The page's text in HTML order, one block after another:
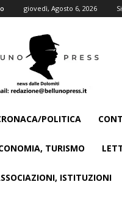
giovedì, Agosto 6, 2026
POLITICA
TURISMO
ISTITUZIONI